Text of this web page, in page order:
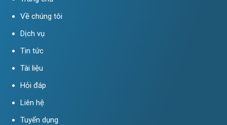
Về chúng tôi
Dịch vụ
Tin tức
Tài liệu
Hỏi đáp
Liên hệ
Tuyển dụng